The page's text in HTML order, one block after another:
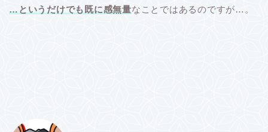
…というだけでも既に感無量なことではあるのですが…。